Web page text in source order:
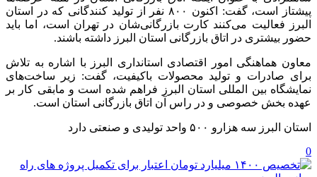
پیشتاز است، گفت: اکنون ۸۰۰ نفر از تولید کنندگانی که در استان
البرز فعالیت می‌کنند کارت بازرگانی‌شان در تهران است، اما باید
حضور بیشتری در اتاق بازرگانی استان البرز داشته باشند.
معاون هماهنگی امور اقتصادی استانداری البرز با اشاره به تلاش
برای صادرات و تولید محصولات باکیفیت، گفت: زیر ساخت‌های
نمایشگاه بین المللی استان البرز فراهم شده است و مابقی کار بر
عهده بخش خصوصی و در راس آن اتاق بازرگانی استان است.
استان البرز سه هزارو ۵۰۰ واحد تولیدی و صنعتی دارد
0